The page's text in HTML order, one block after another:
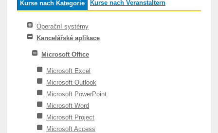
Kurse nach Kategorie Kurse nach Veranstaltern
Operační systémy
Kancelářské aplikace
Microsoft Office
Microsoft Excel
Microsoft Outlook
Microsoft PowerPoint
Microsoft Word
Microsoft Project
Microsoft Access